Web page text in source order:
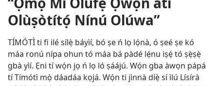
Olùṣòtítọ́ Nínú Olúwa”
TÍMÓTÌ ti fi ilé sílẹ̀ báyìí, bó ṣe ń lọ lọ́nà, ó ṣeé ṣe kó
máa ronú nípa ohun tó máa bá pàdé lẹ́nu iṣẹ́ tó ṣẹ̀ṣẹ̀
gbà yìí. Ẹni tí wọ́n jọ ń lọ ló ṣáájú. Wọ́n gba àwọn pápá
tí Tímótì mọ̀ dáadáa kọjá. Wọ́n ti jìnnà díẹ̀ sí ìlú Lísírà